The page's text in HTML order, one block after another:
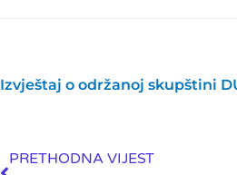
Izvještaj o održanoj skupštini
PRETHODNA VIJEST